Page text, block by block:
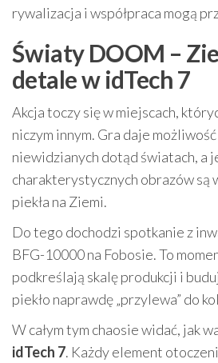
rywalizacja i współpraca mogą
Światy DOOM –
detale w idTech 7
Akcja toczy się w miejscach,
niczym innym. Gra daje
niewidzianych dotąd światach, a
charakterystycznych obrazów są
piekła na Ziemi.
Do tego dochodzi spotkanie z
BFG-10000 na Fobosie. To
podkreślają skalę produkcji i
piekło naprawdę „przylewa” do
W całym tym chaosie widać, jak
idTech 7. Każdy element